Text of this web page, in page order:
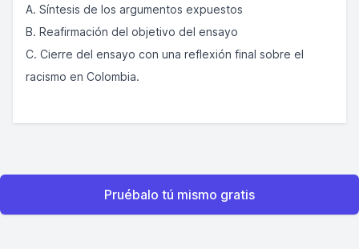
A. Síntesis de los argumentos expuestos
B. Reafirmación del objetivo del ensayo
C. Cierre del ensayo con una reflexión final sobre el
racismo en Colombia.
Pruébalo tú mismo gratis